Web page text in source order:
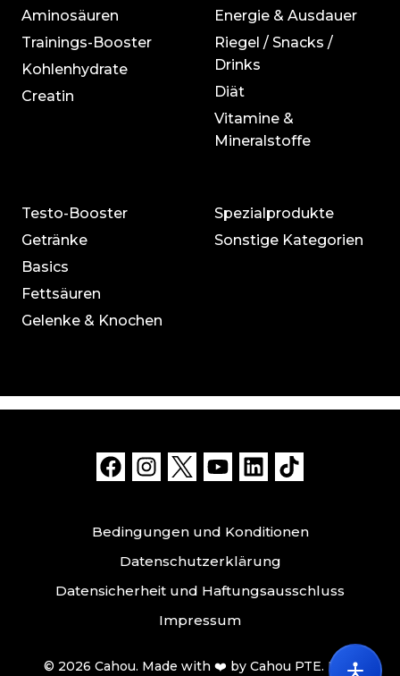
Aminosäuren
Trainings-Booster
Kohlenhydrate
Creatin
Energie & Ausdauer
Riegel / Snacks /
Drinks
Diät
Vitamine &
Mineralstoffe
Testo-Booster
Getränke
Basics
Fettsäuren
Gelenke & Knochen
Spezialprodukte
Sonstige Kategorien
Bedingungen und Konditionen
Datenschutzerklärung
Datensicherheit und Haftungsausschluss
Impressum
© 2026 Cahou. Made with ❤️ by Cahou PTE. LTD.